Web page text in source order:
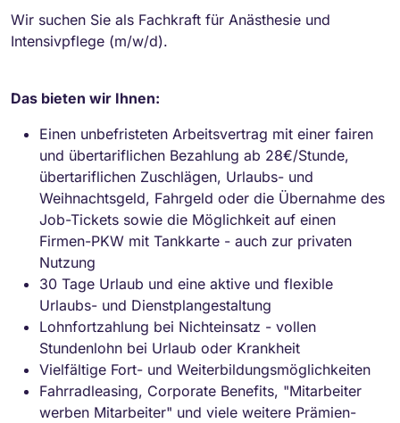
Wir suchen Sie als Fachkraft für Anästhesie und
Intensivpflege (m/w/d).
Das bieten wir Ihnen:
Einen unbefristeten Arbeitsvertrag mit einer fairen
und übertariflichen Bezahlung ab 28€/Stunde,
übertariflichen Zuschlägen, Urlaubs- und
Weihnachtsgeld, Fahrgeld oder die Übernahme des
Job-Tickets sowie die Möglichkeit auf einen
Firmen-PKW mit Tankkarte - auch zur privaten
Nutzung
30 Tage Urlaub und eine aktive und flexible
Urlaubs- und Dienstplangestaltung
Lohnfortzahlung bei Nichteinsatz - vollen
Stundenlohn bei Urlaub oder Krankheit
Vielfältige Fort- und Weiterbildungsmöglichkeiten
Fahrradleasing, Corporate Benefits, "Mitarbeiter
werben Mitarbeiter" und viele weitere Prämien-